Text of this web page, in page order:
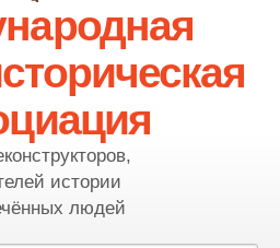
истории
людей